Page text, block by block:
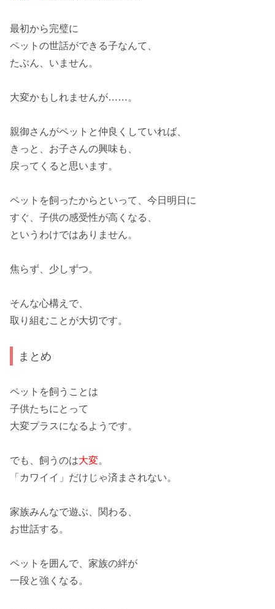
最初から完璧に
ペットの世話ができる子なんて、
たぶん、いません。
大変かもしれませんが……。
親御さんがペットと仲良くしていれば、
きっと、 お子さんの興味も、
戻ってくる と思います。
ペットを飼ったからといって、 今日明日に
すぐ、 子供の感受性が高くなる、
というわけではありません。
焦らず、少しずつ。
そんな心構えで、
取り組むことが大切です。
まとめ
ペットを飼うことは
子供たちにとって
大変プラスになる ようです。
でも、飼うのは大変。
「カワイイ」だけじゃ済まされない。
家族みんなで遊ぶ、関わる、
お世話する。
ペットを囲んで、 家族の絆が
一段と強くなる。